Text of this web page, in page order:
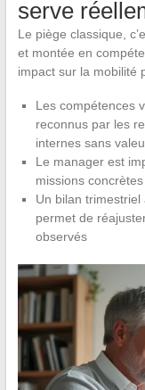
serve
Le piège classique,
et montée en
impact sur la mobilité
Les compétences
reconnus par les
internes sans
Le manager est
missions
Un bilan
permet de
observés